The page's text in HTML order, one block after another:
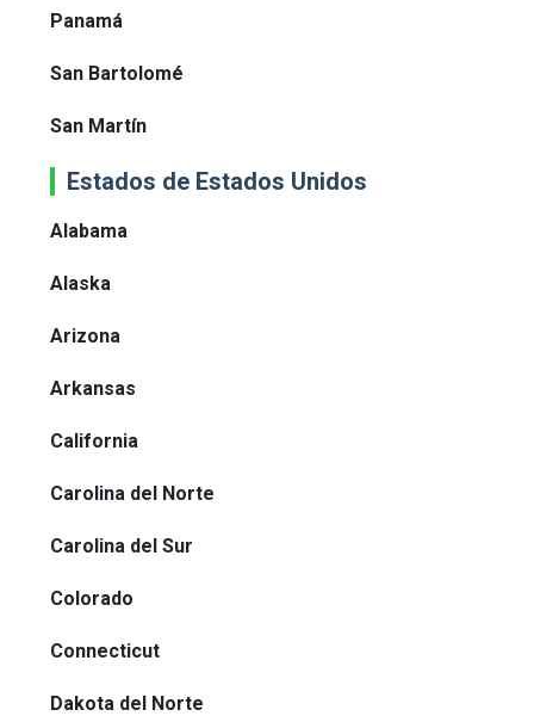
Panamá
San Bartolomé
San Martín
Estados de Estados Unidos
Alabama
Alaska
Arizona
Arkansas
California
Carolina del Norte
Carolina del Sur
Colorado
Connecticut
Dakota del Norte